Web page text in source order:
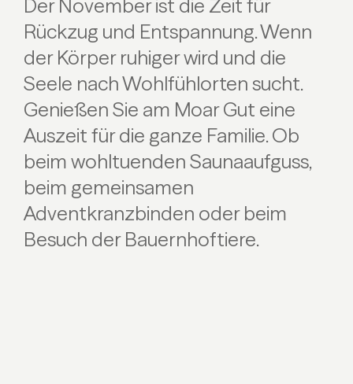
Der November ist die Zeit für
Rückzug und Entspannung. Wenn
der Körper ruhiger wird und die
Seele nach Wohlfühlorten sucht.
Genießen Sie am Moar Gut eine
Auszeit für die ganze Familie. Ob
beim wohltuenden Saunaaufguss,
beim gemeinsamen
Adventkranzbinden oder beim
Besuch der Bauernhoftiere.